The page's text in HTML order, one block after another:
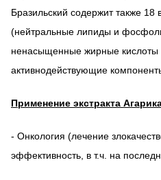
Бразильский содержит также
(нейтральные липиды и
ненасыщенные жирные кислоты
активнодействующие
Применение экстракта
- Онкология (лечение
эффективность, в т.ч. на